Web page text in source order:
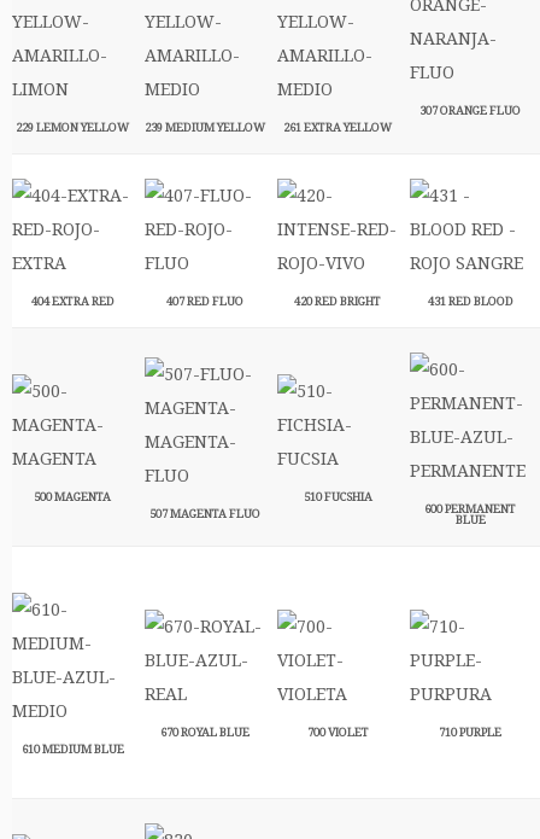
229 LEMON YELLOW 239 MEDIUM YELLOW 261 EXTRA YELLOW
307 ORANGE FLUO
404 EXTRA RED 407 RED FLUO 420 RED BRIGHT 431 RED BLOOD
500 MAGENTA
507 MAGENTA FLUO
510 FUCSHIA
600 PERMANENT
BLUE
610 MEDIUM BLUE
670 ROYAL BLUE 700 VIOLET 710 PURPLE